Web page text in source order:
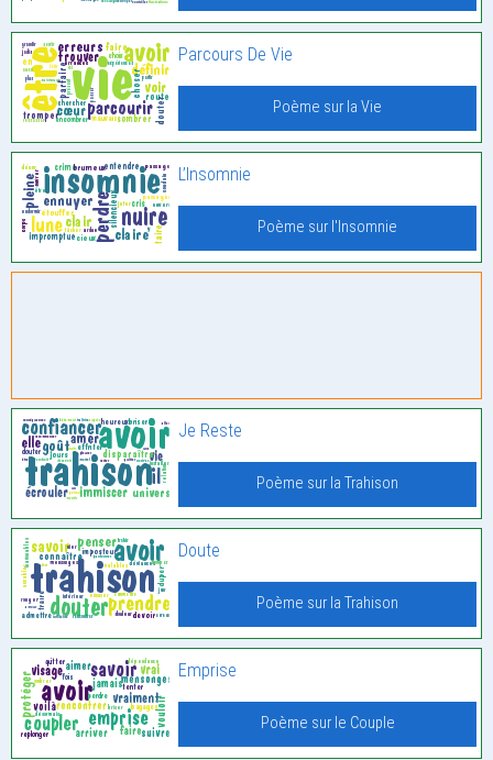
Parcours De Vie
Poème sur la Vie
L’Insomnie
Poème sur l'Insomnie
Je Reste
Poème sur la Trahison
Doute
Poème sur la Trahison
Emprise
Poème sur le Couple